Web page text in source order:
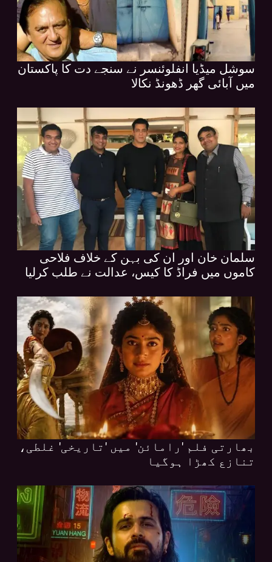
سوشل میڈیا انفلوئنسر نے سنجے دت کا پاکستان
میں آبائی گھر ڈھونڈ نکالا
سلمان خان اور ان کی بہن کے خلاف فلاحی
کاموں میں فراڈ کا کیس، عدالت نے طلب کرلیا
بھارتی فلم 'رامائن' میں 'تاریخی' غلطی،
تنازع کھڑا ہوگیا